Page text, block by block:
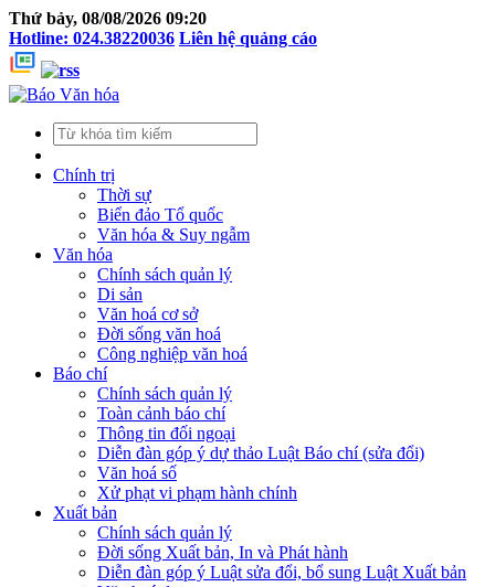
Thứ bảy, 08/08/2026 09:20
Hotline: 024.38220036 Liên hệ quảng cáo
Chính trị
Thời sự
Biển đảo Tổ quốc
Văn hóa & Suy ngẫm
Văn hóa
Chính sách quản lý
Di sản
Văn hoá cơ sở
Đời sống văn hoá
Công nghiệp văn hoá
Báo chí
Chính sách quản lý
Toàn cảnh báo chí
Thông tin đối ngoại
Diễn đàn góp ý dự thảo Luật Báo chí (sửa đổi)
Văn hoá số
Xử phạt vi phạm hành chính
Xuất bản
Chính sách quản lý
Đời sống Xuất bản, In và Phát hành
Diễn đàn góp ý Luật sửa đổi, bổ sung Luật Xuất bản